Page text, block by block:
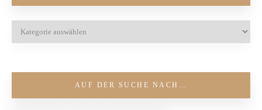
AUF DER SUCHE NACH…